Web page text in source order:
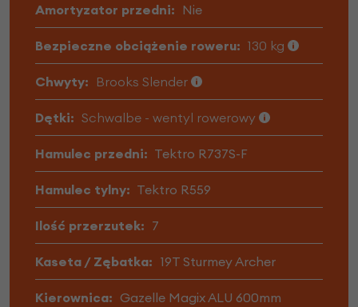
Amortyzator przedni: Nie
Bezpieczne obciążenie roweru: 130 kg
Chwyty: Brooks Slender
Dętki: Schwalbe - wentyl rowerowy
Hamulec przedni: Tektro R737S-F
Hamulec tylny: Tektro R559
Ilość przerzutek: 7
Kaseta / Zębatka: 19T Sturmey Archer
Kierownica: Gazelle Magix ALU 600mm